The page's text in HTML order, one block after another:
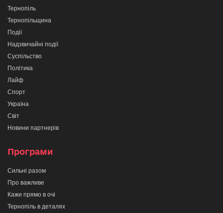
Тернопіль
Тернопільщина
Події
Надзвичайні події
Суспільство
Політика
Лайф
Спорт
Україна
Світ
Новини партнерів
Програми
Сильні разом
Про важливе
Кажи прямо в очі
Тернопіль в деталях